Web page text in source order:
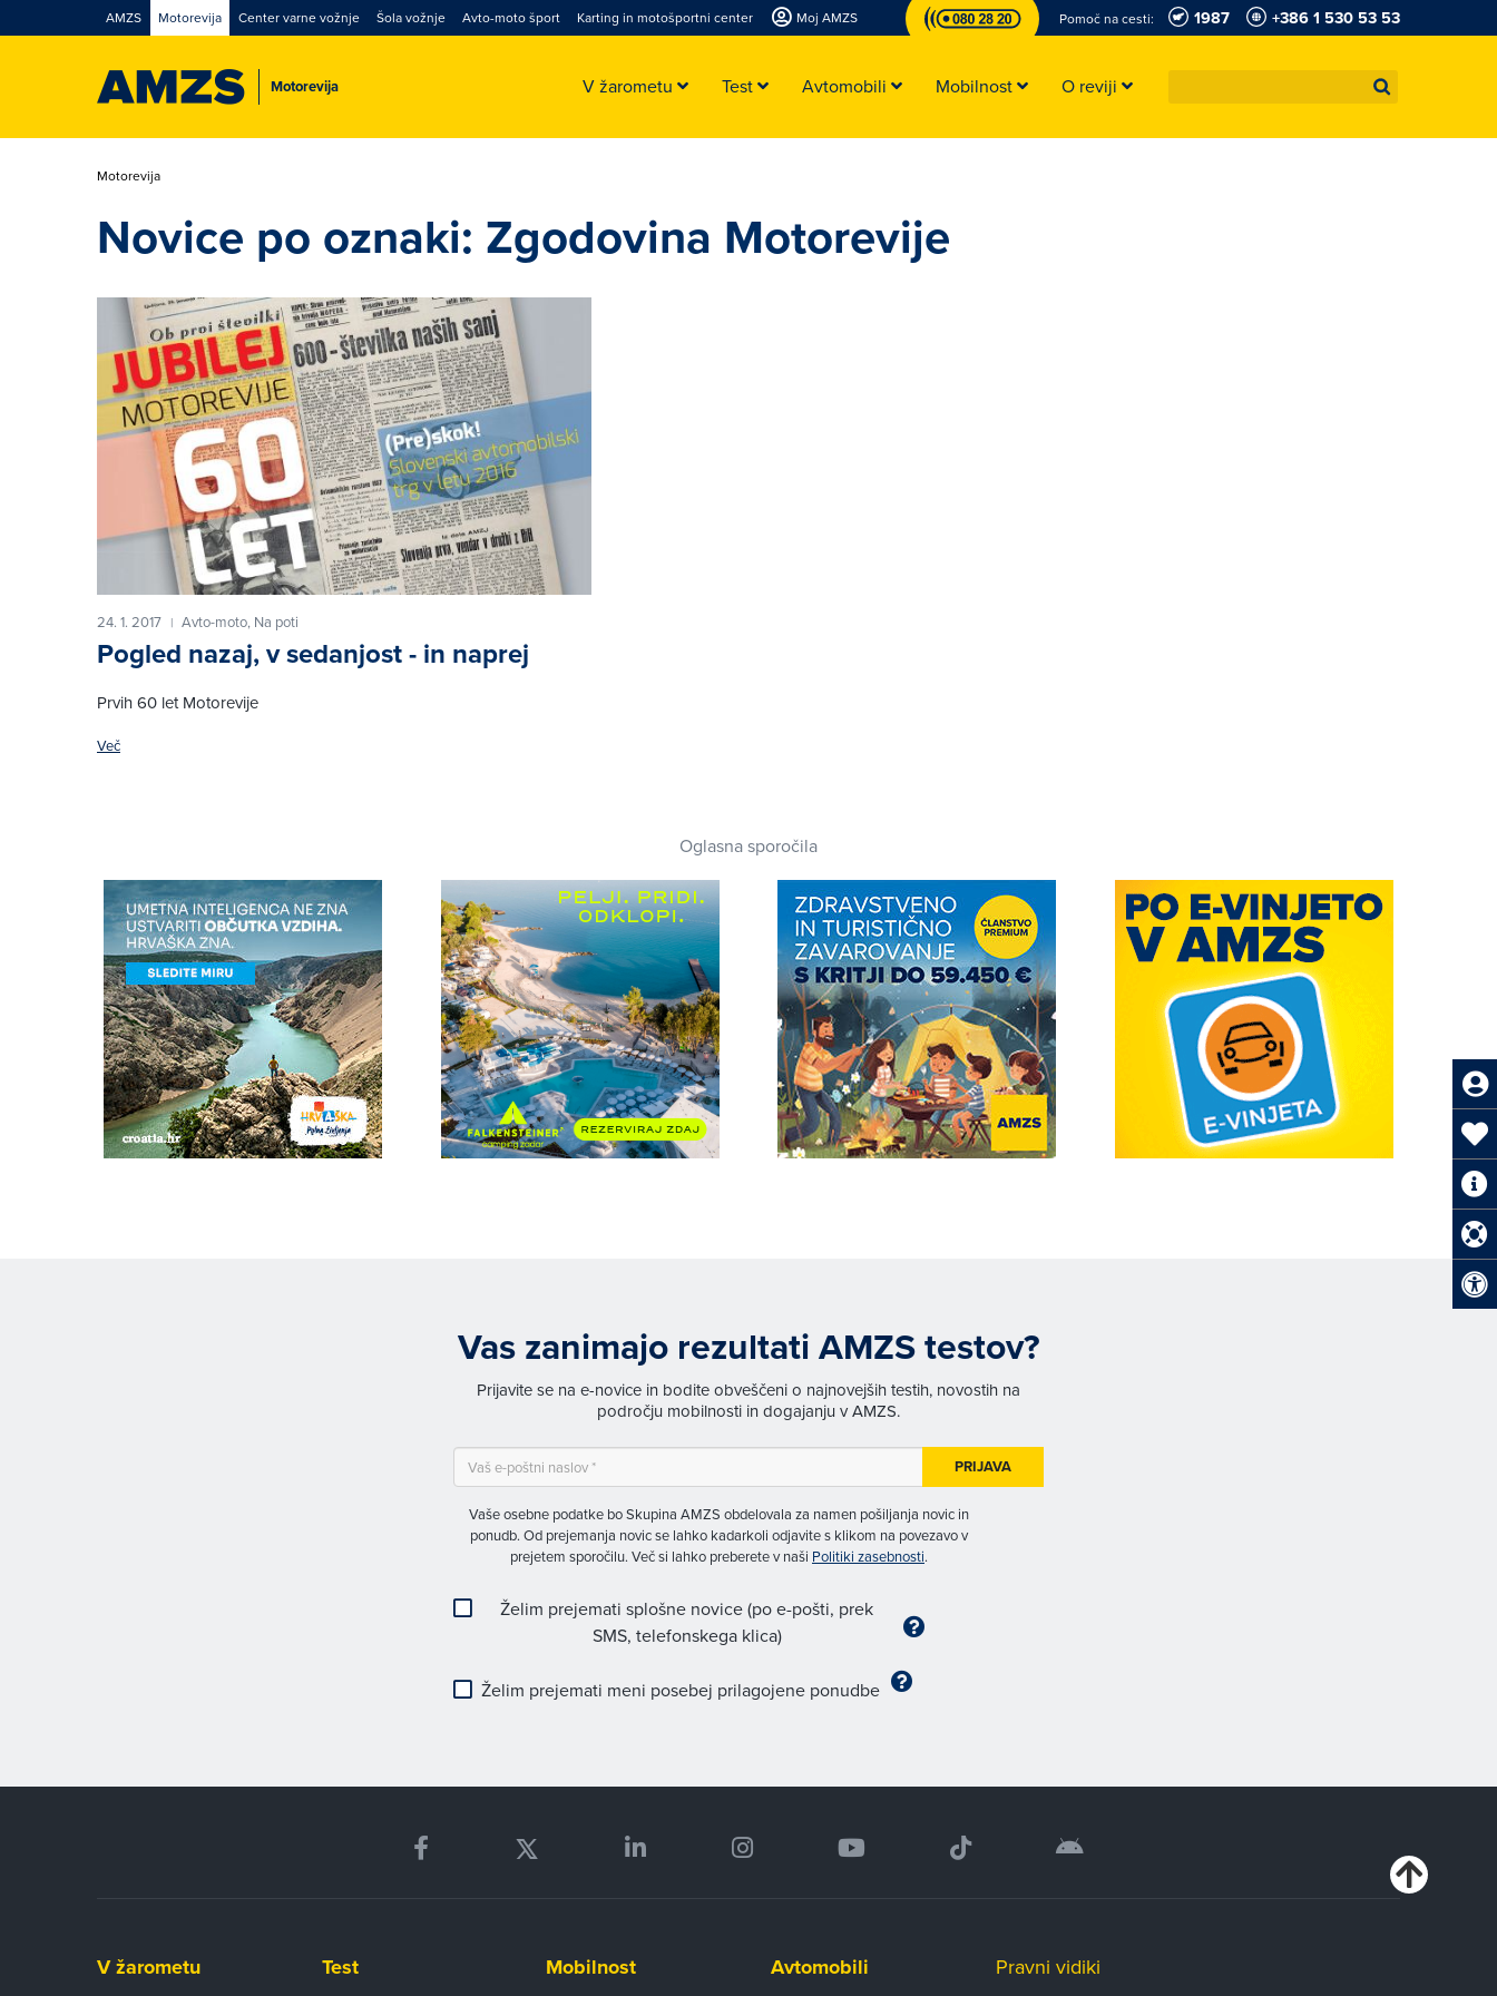
Motorevija
AMZS Motorevija Center varne vožnje Šola vožnje Avto-moto šport Karting in motošportni center Moj AMZS Pomoč na cesti: 1987 +386 1 530 53 53
V žarometu Test Avtomobili Mobilnost O reviji
Motorevija
Novice po oznaki: Zgodovina Motorevije
24. 1. 2017 | Avto-moto, Na poti
Pogled nazaj, v sedanjost - in naprej
Prvih 60 let Motorevije
Več
Oglasna sporočila
Vas zanimajo rezultati AMZS testov?
Prijavite se na e-novice in bodite obveščeni o najnovejših testih, novostih na
področju mobilnosti in dogajanju v AMZS.
Vaše osebne podatke bo Skupina AMZS obdelovala za namen pošiljanja novic in
ponudb. Od prejemanja novic se lahko kadarkoli odjavite s klikom na povezavo v
prejetem sporočilu. Več si lahko preberete v naši Politiki zasebnosti.
Želim prejemati splošne novice (po e-pošti, prek
SMS, telefonskega klica)
Želim prejemati meni posebej prilagojene ponudbe
PRIJAVA
V žarometu Test Mobilnost Avtomobili Pravni vidiki